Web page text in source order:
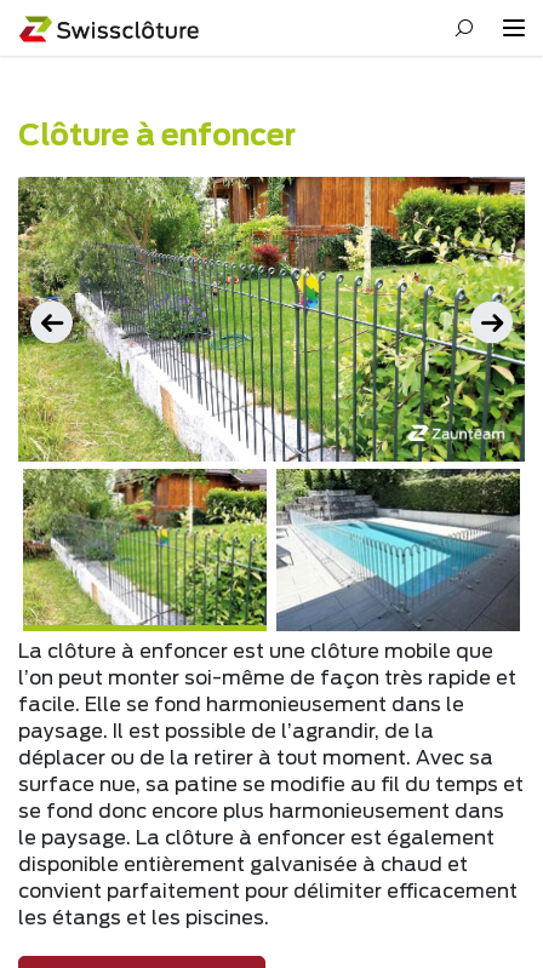
Clôture à enfoncer
La clôture à enfoncer est une clôture mobile que
l’on peut monter soi-même de façon très rapide et
facile. Elle se fond harmonieusement dans le
paysage. Il est possible de l’agrandir, de la
déplacer ou de la retirer à tout moment. Avec sa
surface nue, sa patine se modifie au fil du temps et
se fond donc encore plus harmonieusement dans
le paysage. La clôture à enfoncer est également
disponible entièrement galvanisée à chaud et
convient parfaitement pour délimiter efficacement
les étangs et les piscines.